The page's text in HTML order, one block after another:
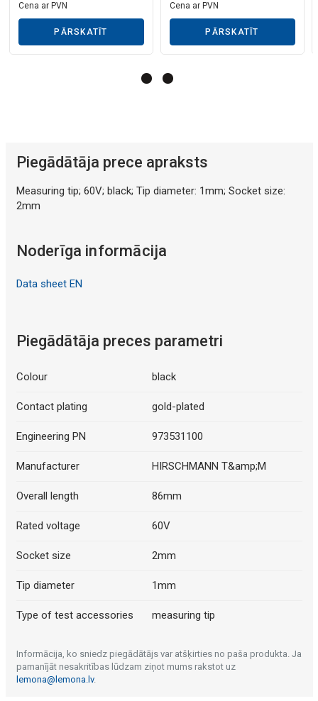
Mākslīgā intelekta apraksts
Mākslīgā intelekta apraksts
Mākslīgā intelekta apraksts
Cena ar PVN
PĀRSKATĪT
Cena ar PVN
PĀRSKATĪT
Piegādātāja prece apraksts
Measuring tip; 60V; black; Tip diameter: 1mm; Socket size:
2mm
Noderīga informācija
Data sheet EN
Piegādātāja preces parametri
Colour black
Contact plating gold-plated
Engineering PN 973531100
Manufacturer HIRSCHMANN T&amp;M
Overall length 86mm
Rated voltage 60V
Socket size 2mm
Tip diameter 1mm
Type of test accessories measuring tip
Informācija, ko sniedz piegādātājs var atšķirties no paša produkta. Ja
pamanījāt nesakritības lūdzam ziņot mums rakstot uz
lemona@lemona.lv.